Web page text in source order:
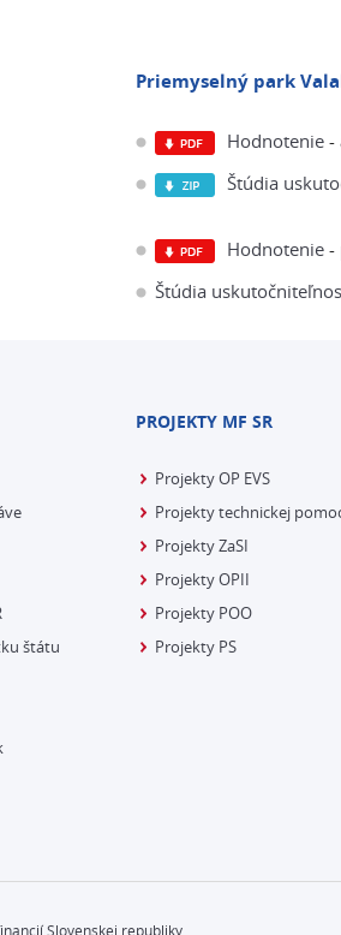
Priemyselný park
Hodnotenie-
Štúdia
Hodnotenie-
Štúdia
štátu
PROJEKTY MF SR
Projekty OP EVS
Projekty technickej
Projekty ZaSI
Projekty OPII
Projekty POO
Projekty PS
Slovenskej republiky